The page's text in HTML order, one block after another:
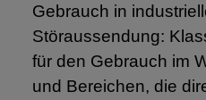
Gebrauch in
Störaussendung:
für den Gebrauch im
und Bereichen, die